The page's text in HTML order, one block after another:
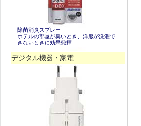
除菌消臭スプレー
ホテルの部屋が臭いとき、洋服が洗濯で
きないときに効果発揮
デジタル機器・家電